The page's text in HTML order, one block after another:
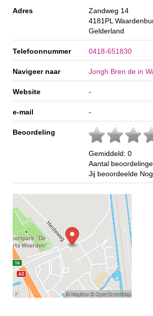
Adres
Zandweg 14
4181PL
Gelderland
Telefoonnummer 0418-651830
Navigeer naar Jongh Bren de in
Website -
e-mail -
Beoordeling
Gemiddeld: 0
Aantal
Jij beoordeelde